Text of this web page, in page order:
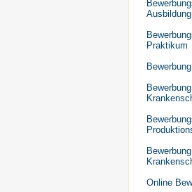
Ausbildung
Praktikum
Bewerbung
Online